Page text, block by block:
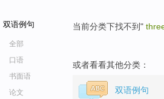
双语例句
全部
口语
书面语
论文
当前分类下找不到"
或者看看其他分类：
双语例句